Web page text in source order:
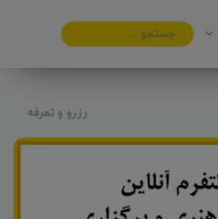
رزرو و تعرفه